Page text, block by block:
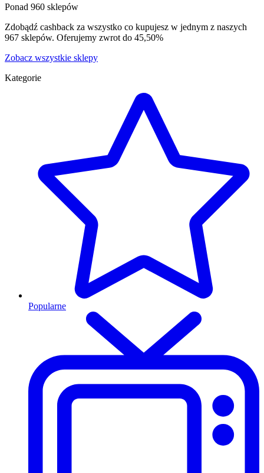
Ponad 960 sklepów
Zdobądź cashback za wszystko co kupujesz w jednym z naszych
967 sklepów. Oferujemy zwrot do 45,50%
Zobacz wszystkie sklepy
Kategorie
Popularne